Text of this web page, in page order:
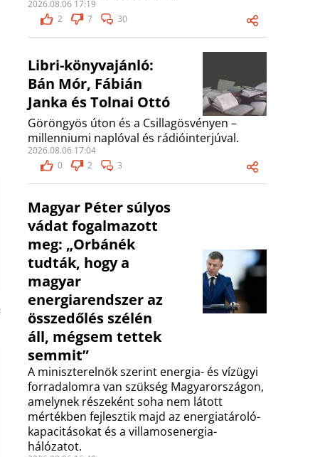
2026.08.06 17:19
2
7 30
Libri-könyvajánló:
Bán Mór, Fábián
Janka és Tolnai Ottó
Göröngyös úton és a Csillagösvényen –
millenniumi naplóval és rádióinterjúval.
2026.08.06 17:04
0
2 3
Magyar Péter súlyos
vádat fogalmazott
meg: „Orbánék
tudták, hogy a
magyar
energiarendszer az
összedőlés szélén
áll, mégsem tettek
semmit”
A miniszterelnök szerint energia- és vízügyi
forradalomra van szükség Magyarországon,
amelynek részeként soha nem látott
mértékben fejlesztik majd az energiatároló-
kapacitásokat és a villamosenergia-
hálózatot.